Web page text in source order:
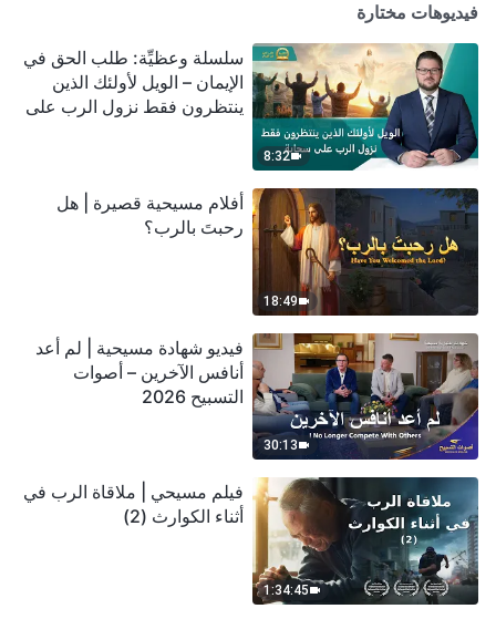
فيديوهات مختارة
8:32
سلسلة وعظيِّة: طلب الحق في
الإيمان – الويل لأولئك الذين
ينتظرون فقط نزول الرب على
18:49
أفلام مسيحية قصيرة | هل
رحبتَ بالرب؟
30:13
فيديو شهادة مسيحية | لم أعد
أنافس الآخرين – أصوات
التسبيح 2026
1:34:45
فيلم مسيحي | ملاقاة الرب في
أثناء الكوارث (2)